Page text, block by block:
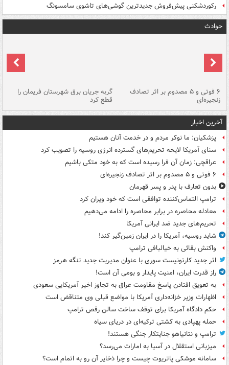
رکوردشکنی پیش‌فروش جدیدترین گوشی‌های تاشوی سامسونگ
حوادث
۶ فوتی و ۵ مصدوم بر اثر تصادف
زنجیره‌ای
گربه جریان برق شهرستان فریمان را
قطع کرد
آخرین اخبار
پزشکیان: ما نوکر مردم و در خدمت آنان هستیم
سنای آمریکا لایحه تحریم‌های گسترده انرژی روسیه را تصویب کرد
عراقچی: زمان آن فرا رسیده است که به خود متکی باشیم
۶ فوتی و ۵ مصدوم بر اثر تصادف زنجیره‌ای
بدون تعارف با پدر و پسر قهرمان
ترامپ التماس‌کننده توافقی است که خود ویران کرد
معادله محاصره در برابر محاصره را ادامه می‌دهیم
تحریم‌های جدید ضد ایرانی آمریکا
شاید روسیه، آمریکا را در ایران زمین‌گیر کند!
واکنش بقائی به خیالبافی ترامپ
اثر جدید کارتونیست سوری با عنوان مدیریت جدید تنگه هرمز
راز قدرت ایران، امنیت پایدار و بومی آن است!
به تعویق افتادن پاسخ مقاومت عراق به تجاوز اخیر آمریکایی سعودی
اظهارات وزیر خزانه‌داری آمریکا با مواضع قبلی وی متناقض است
حکم دادگاه آمریکا برای توقف ساخت سالن رقص ترامپ
حمله پهپادی به کشتی ترکیه‌ای در دریای سیاه
ترامپ و نتانیاهو جنایتکار جنگی هستند!
میزبانی استقلال در آسیا به امارات می‌رسد؟
سامانه موشکی پاتریوت چیست و چرا ذخایر آن رو به اتمام است؟